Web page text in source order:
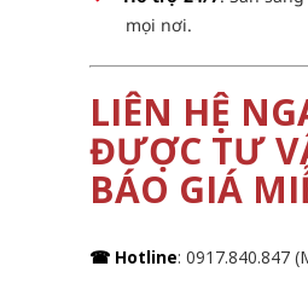
mọi nơi.
LIÊN HỆ
ĐƯỢC TƯ
BÁO GIÁ
☎ Hotline: 0917.840.847